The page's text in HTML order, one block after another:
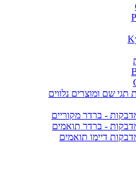
תגי שם ומוצרים נלווים
- ברדר מקוריים
- ברדר תואמים
דיימו תואמים